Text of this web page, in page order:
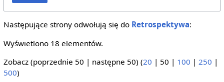
Następujące strony odwołują się do Retrospektywa:
Wyświetlono 18 elementów.
Zobacz (poprzednie 50 | następne 50) (20 | 50 | 100 | 250 |
500)